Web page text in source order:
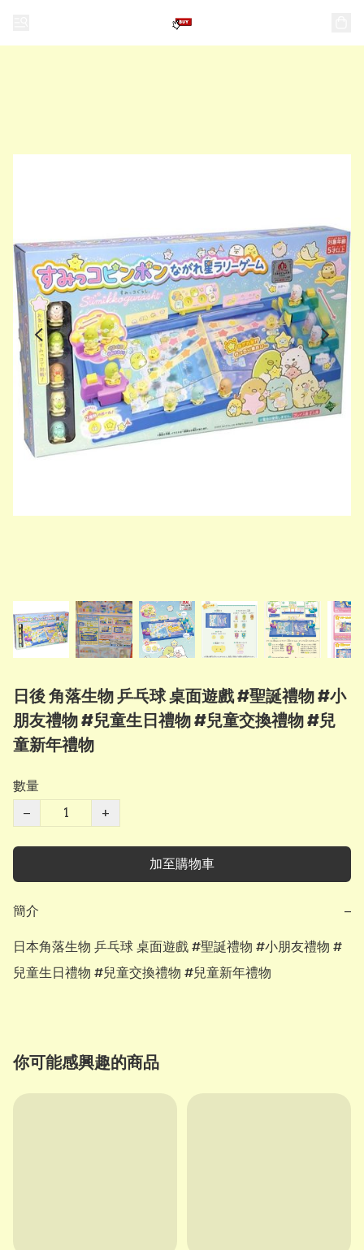
日後 角落生物 乒乓球 桌面遊戲 #聖誕禮物 #小
朋友禮物 #兒童生日禮物 #兒童交換禮物 #兒
童新年禮物
數量
−
+
加至購物車
簡介 −
日本角落生物 乒乓球 桌面遊戲 #聖誕禮物 #小朋友禮物 #
兒童生日禮物 #兒童交換禮物 #兒童新年禮物
你可能感興趣的商品